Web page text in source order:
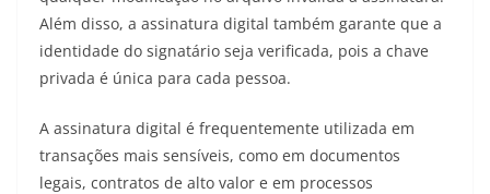
Além disso, a assinatura digital também garante que a
identidade do signatário seja verificada, pois a chave
privada é única para cada pessoa.
A assinatura digital é frequentemente utilizada em
transações mais sensíveis, como em documentos
legais, contratos de alto valor e em processos